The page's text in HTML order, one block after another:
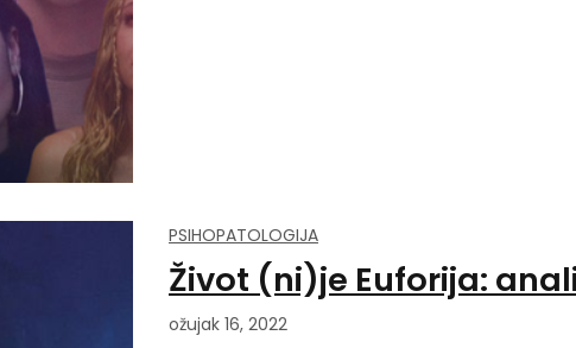
PSIHOPATOLOGIJA
Život (ni)je Euforija:
ožujak 16, 2022